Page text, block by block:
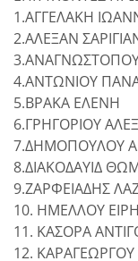
1.ΑΓΓΕΛΑΚΗ
2.ΑΛΕΞΑΝ
4.ΑΝΤΩΝΙΟΥ
5.ΒΡΑΚΑ ΕΛΕΝΗ
6.ΓΡΗΓΟΡΙΟΥ
7.ΔΗΜΟΠΟΥΛΟΥ
8.ΔΙΑΚΟΔΑΥΙΔ
9.ΖΑΡΦΕΙΑΔΗΣ
10. ΗΜΕΛΛΟΥ
11. ΚΑΣΟΡΑ
12.